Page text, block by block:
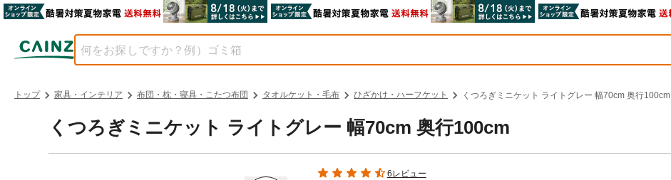
トップ 家具・インテリア 布団・枕・寝具・こたつ布団 タオルケット・毛布 ひざかけ・ハーフケット くつろぎミニケット ライトグレー 幅70cm 奥行100cm
くつろぎミニケット ライトグレー 幅70cm 奥行100cm
6レビュー